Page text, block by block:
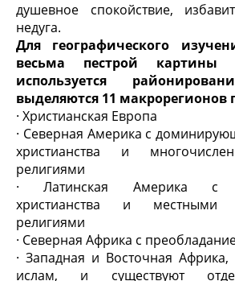
душевное спокойствие,
недуга.
Для географического
весьма пестрой картины
используется
выделяются 11 макрорегионов
· Христианская Европа
· Северная Америка с
христианства и
религиями
· Латинская Америка с
христианства и местными
религиями
· Северная Африка с
· Западная и Восточная Африка,
ислам, и существуют